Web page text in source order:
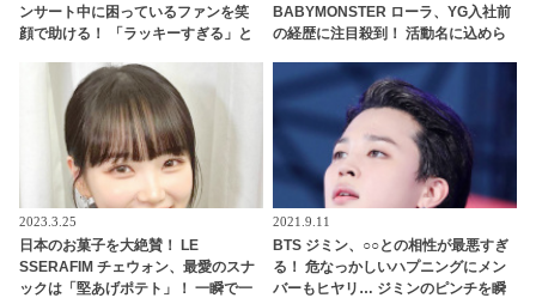
ンサート中に困っているファンを笑
顔で助ける！ 「ラッキーすぎる」と
BABYMONSTER ローラ、YG入社前
の経歴に注目殺到！ 活動名に込めら
2023.3.25
日本のお菓子を大絶賛！ LE
SSERAFIM チェウォン、最愛のスナ
ックは「堅あげポテト」！ 一瞬で一
2021.9.11
BTS ジミン、○○との相性が最悪すぎ
る！ 危なっかしいハプニングにメン
バーもヒヤリ… ジミンのピンチを瞬